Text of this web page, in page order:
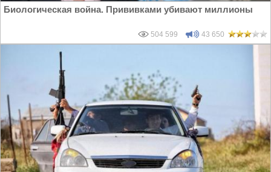
Биологическая война. Прививками убивают миллионы
504 599 43 650